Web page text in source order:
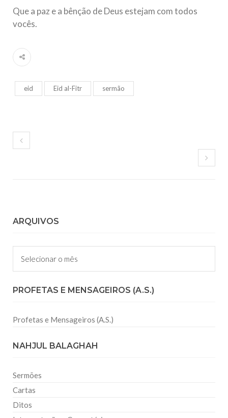
Que a paz e a bênção de Deus estejam com todos
vocês.
eid Eid al-Fitr sermão
ARQUIVOS
Arquivos
PROFETAS E MENSAGEIROS (A.S.)
Profetas e Mensageiros (A.S.)
NAHJUL BALAGHAH
Sermões
Cartas
Ditos